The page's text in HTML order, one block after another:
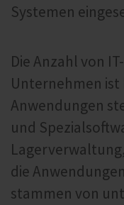
Systemen
Die Anzahl von
Unternehmen
Anwendungen
und
die
stammen von